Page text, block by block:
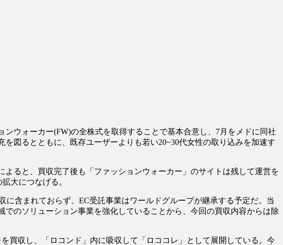
ウォーカー(FW)の全株式を取得することで基本合意し、7月をメドに同社
図るとともに、既存ユーザーよりも若い20~30代女性の取り込みを加速す
ると、買収完了後も「ファッションウォーカー」のサイトは残して運営を
大につなげる。
含まれておらず、EC受託事業はワールドグループが継承する予定だ。当
のソリューション事業を強化していることから、今回の買収内容からは除
買収し、「ロコンド」内に吸収して「ロココレ」として展開している。今